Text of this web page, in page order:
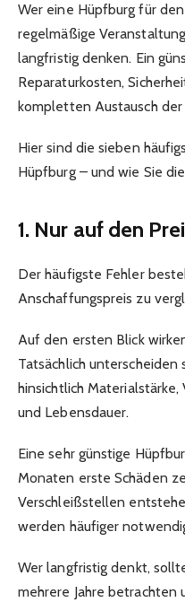
Wer eine Hüpfburg für
regelmäßige
langfristig denken. Ein
Reparaturkosten,
kompletten Austausch
Hier sind die sieben
Hüpfburg – und wie Sie
1. Nur auf den
Der häufigste Fehler
Anschaffungspreis zu
Auf den ersten Blick
Tatsächlich unterscheiden
hinsichtlich
und Lebensdauer.
Eine sehr günstige
Monaten erste Schäden
Verschleißstellen
werden häufiger
Wer langfristig denkt,
mehrere Jahre betrachten